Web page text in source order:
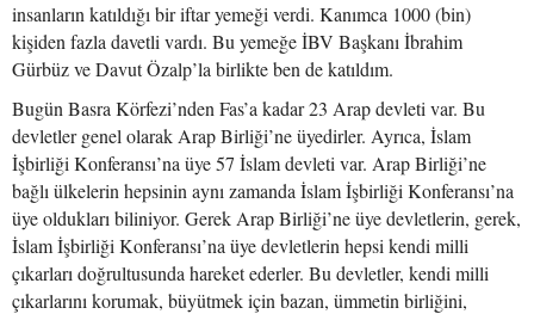
insanların katıldığı bir iftar yemeği verdi. Kanımca 1000 (bin)
kişiden fazla davetli vardı. Bu yemeğe İBV Başkanı İbrahim
Gürbüz ve Davut Özalp’la birlikte ben de katıldım.
Bugün Basra Körfezi’nden Fas’a kadar 23 Arap devleti var. Bu
devletler genel olarak Arap Birliği’ne üyedirler. Ayrıca, İslam
İşbirliği Konferansı’na üye 57 İslam devleti var. Arap Birliği’ne
bağlı ülkelerin hepsinin aynı zamanda İslam İşbirliği Konferansı’na
üye oldukları biliniyor. Gerek Arap Birliği’ne üye devletlerin, gerek,
İslam İşbirliği Konferansı’na üye devletlerin hepsi kendi milli
çıkarları doğrultusunda hareket ederler. Bu devletler, kendi milli
çıkarlarını korumak, büyütmek için bazan, ümmetin birliğini,